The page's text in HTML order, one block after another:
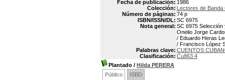
Fecha de publicación: 1986
Colección: Lectores de Banda
Número de páginas: 74 p
ISBN/ISSN/DL: SC 6975
Nota general: SC 6975 Selección
Onelio Jorge
/ Eduardo Heras
/ Francisco López
Palabras clave: CUENTOS
Clasificación: Cu863.4
Plantado / Hilda PERERA
Público
ISBD